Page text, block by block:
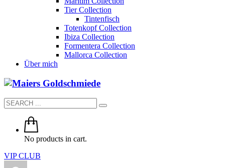
Tier Collection
Tintenfisch
Totenkopf Collection
Ibiza Collection
Formentera Collection
Mallorca Collection
Über mich
No products in cart.
VIP CLUB